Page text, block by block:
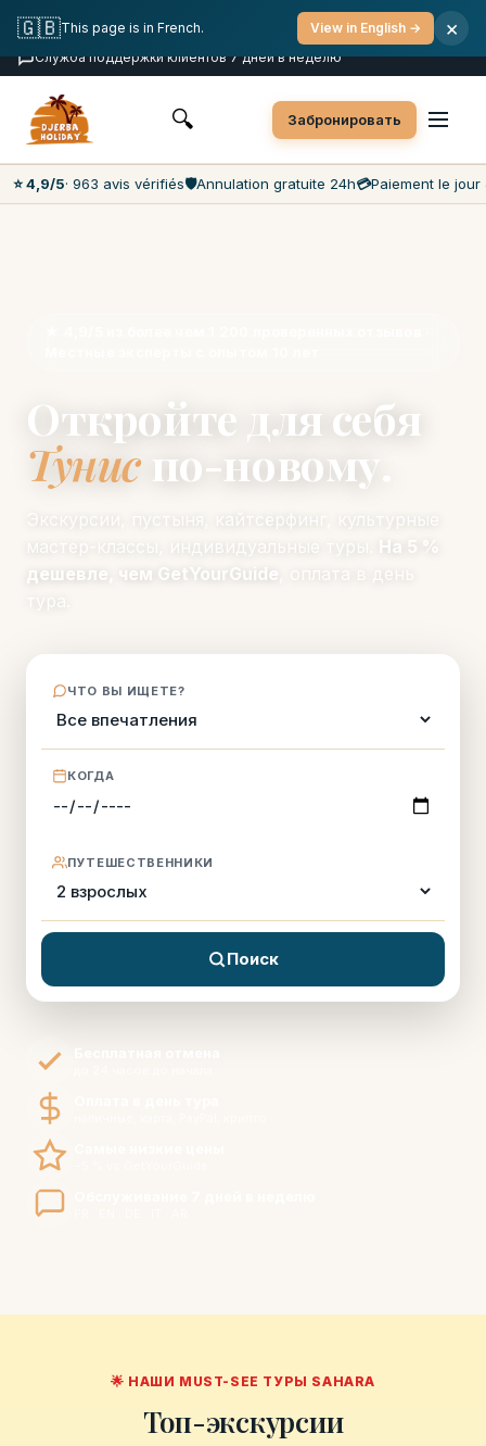
Бесплатная отмена
Оплата в день экскурсии
Самые низкие цены на рынке
Служба поддержки клиентов 7 дней в неделю
🔍 Забронировать
⭐ 4,9/5· 963 avis vérifiés🛡️Annulation gratuite 24h💳Paiement le jour
Откройте для себя
Туниспо-новому.
Экскурсии, пустыня, кайтсёрфинг, культурные
мастер-классы, индивидуальные туры.
На 5 %
дешевле, чем GetYourGuide , оплата в день
тура.
ЧТО ВЫ ИЩЕТЕ?
КОГДА
ПУТЕШЕСТВЕННИКИ
Поиск
🌟 НАШИ MUST-SEE ТУРЫ SAHARA
Топ-экскурсии
🇬🇧This page is in French. View in English → ×